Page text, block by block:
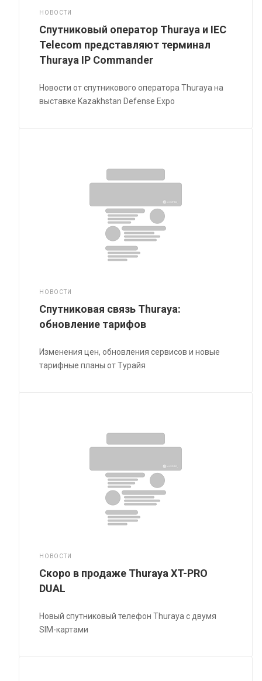
НОВОСТИ
Спутниковый оператор Thuraya и IEC
Telecom представляют терминал
Thuraya IP Commander
Новости от спутникового оператора Thuraya на
выставке Kazakhstan Defense Expo
НОВОСТИ
Спутниковая связь Thuraya:
обновление тарифов
Изменения цен, обновления сервисов и новые
тарифные планы от Турайя
НОВОСТИ
Скоро в продаже Thuraya XT-PRO
DUAL
Новый спутниковый телефон Thuraya с двумя
SIM-картами